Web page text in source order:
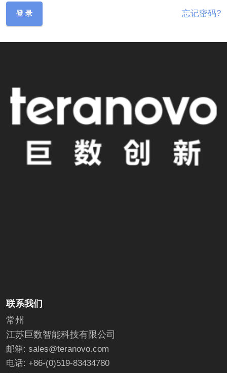
登 录 忘记密码?
联系我们
常州
江苏巨数智能科技有限公司
邮箱: sales@teranovo.com
电话: +86-(0)519-83434780